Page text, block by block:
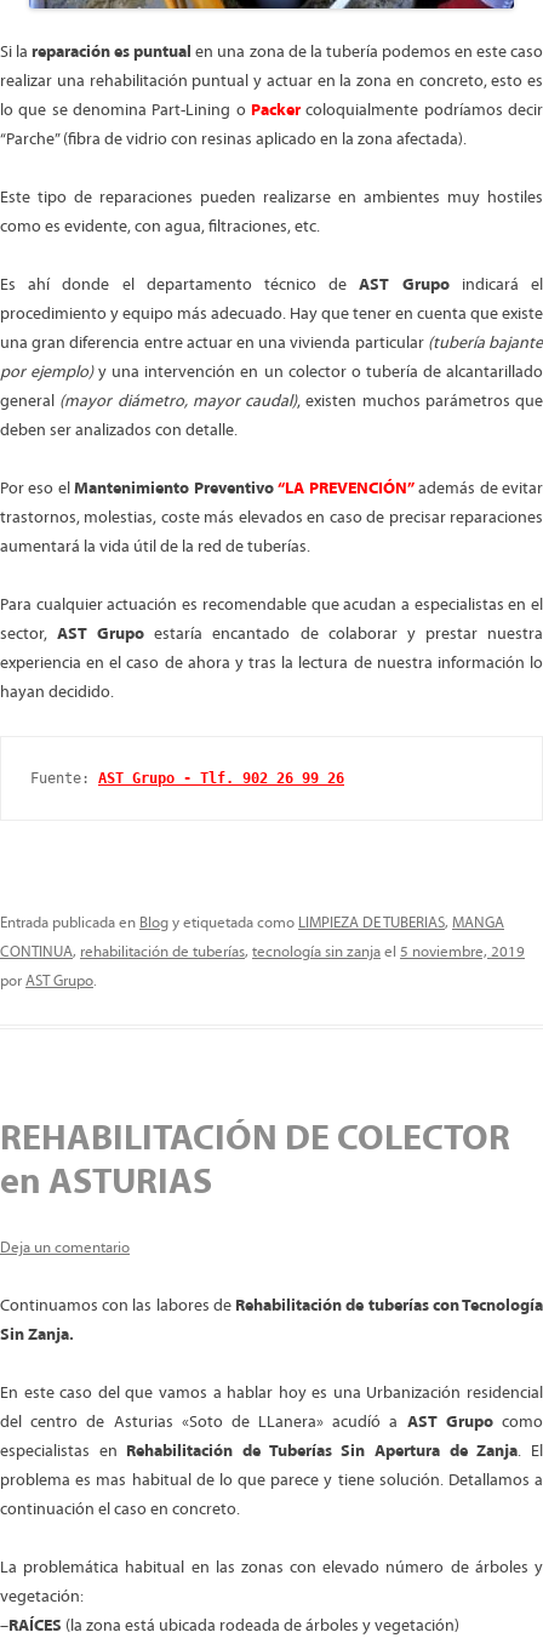
Si lareparación es puntual en una zona de la tubería podemos en este caso
realizar una rehabilitación puntual y actuar en la zona en concreto, esto es
lo que se denomina Part-Lining o Packer coloquialmente podríamos decir
“Parche” (fibra de vidrio con resinas aplicado en la zona afectada).
Este tipo de reparaciones pueden realizarse en ambientes muy hostiles
como es evidente, con agua, filtraciones, etc.
Es ahí donde el departamento técnico deAST Grupoindicará el
procedimiento y equipo más adecuado. Hay que tener en cuenta que existe
una gran diferencia entre actuar en una vivienda particular (tubería bajante
por ejemplo)y una intervención en un colector o tubería de alcantarillado
general (mayor diámetro, mayor caudal), existen muchos parámetros que
deben ser analizados con detalle.
Por eso elMantenimiento Preventivo “LA PREVENCIÓN”además de evitar
trastornos, molestias, coste más elevados en caso de precisar reparaciones
aumentará la vida útil de la red de tuberías.
Para cualquier actuación es recomendable que acudan a especialistas en el
sector,AST Grupo estaría encantado de colaborar y prestar nuestra
experiencia en el caso de ahora y tras la lectura de nuestra información lo
hayan decidido.
Fuente: AST Grupo - Tlf. 902 26 99 26
Entrada publicada en Blogy etiquetada como LIMPIEZA DE TUBERIAS, MANGA
CONTINUA, rehabilitación de tuberías, tecnología sin zanjael 5 noviembre, 2019
porAST Grupo.
REHABILITACIÓN DE COLECTOR
en ASTURIAS
Deja un comentario
Continuamos con las labores de Rehabilitación de tuberías con Tecnología
Sin Zanja.
En este caso del que vamos a hablar hoy es una Urbanización residencial
del centro de Asturias «Soto de LLanera» acudíó a AST Grupocomo
especialistas en Rehabilitación de Tuberías Sin Apertura de Zanja. El
problema es mas habitual de lo que parece y tiene solución. Detallamos a
continuación el caso en concreto.
La problemática habitual en las zonas con elevado número de árboles y
vegetación:
–RAÍCES (la zona está ubicada rodeada de árboles y vegetación)